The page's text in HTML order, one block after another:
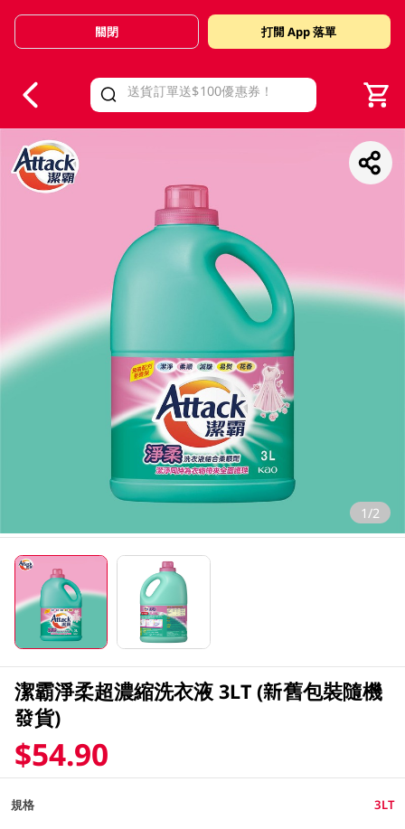
Valid Until 30 June 2026
關閉 打開 App 落單
1/2
潔霸淨柔超濃縮洗衣液 3LT (新舊包裝隨機
發貨)
$54.90
規格 3LT